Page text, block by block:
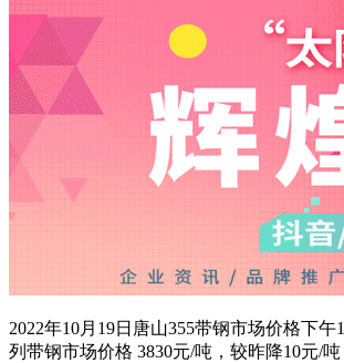
2022年10月19日唐山355带钢市场价格下午
列带钢市场价格 3830元/吨，较昨降10元/吨